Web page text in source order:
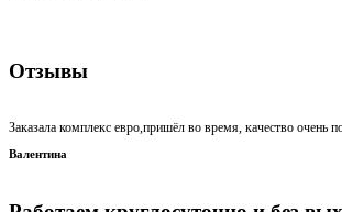
Отзывы
Заказала комплекс евро,пришёл во время, качество очень
Валентина